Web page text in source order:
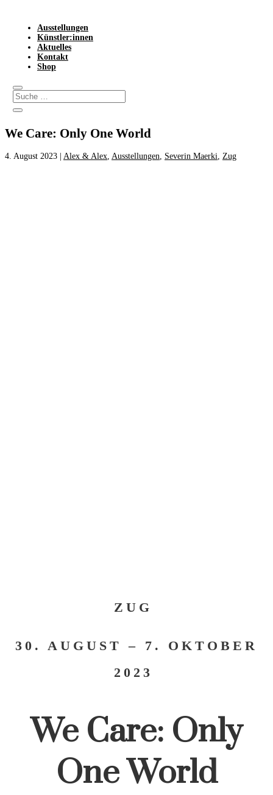
Ausstellungen
Künstler:innen
Aktuelles
Kontakt
Shop
We Care: Only One World
4. August 2023 Alex & Alex, Ausstellungen, Severin Maerki, Zug
ZUG
30. AUGUST – 7. OKTOBER
2023
We Care: Only
One World